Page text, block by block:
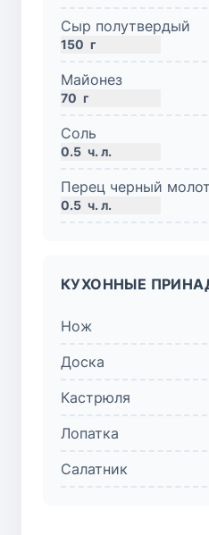
Сыр полутвердый
150 г
Майонез
70 г
Соль
0.5 ч. л.
Перец черный
0.5 ч. л.
КУХОННЫЕ
Нож
Доска
Кастрюля
Лопатка
Салатник